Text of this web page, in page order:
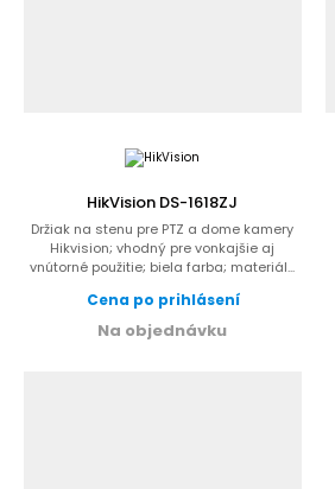
HikVision DS-1618ZJ
Držiak na stenu pre PTZ a dome kamery
Hikvision; vhodný pre vonkajšie aj
vnútorné použitie; biela farba; materiál...
Cena po prihlásení
Na objednávku